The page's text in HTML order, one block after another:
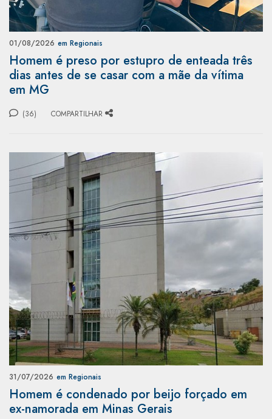
01/08/2026 em Regionais
Homem é preso por estupro de enteada três
dias antes de se casar com a mãe da vítima
em MG
(36) COMPARTILHAR
31/07/2026 em Regionais
Homem é condenado por beijo forçado em
ex-namorada em Minas Gerais